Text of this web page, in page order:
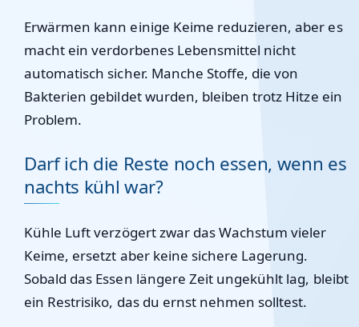
Erwärmen kann einige Keime reduzieren, aber es
macht ein verdorbenes Lebensmittel nicht
automatisch sicher. Manche Stoffe, die von
Bakterien gebildet wurden, bleiben trotz Hitze ein
Problem.
Darf ich die Reste noch essen, wenn es
nachts kühl war?
Kühle Luft verzögert zwar das Wachstum vieler
Keime, ersetzt aber keine sichere Lagerung.
Sobald das Essen längere Zeit ungekühlt lag, bleibt
ein Restrisiko, das du ernst nehmen solltest.